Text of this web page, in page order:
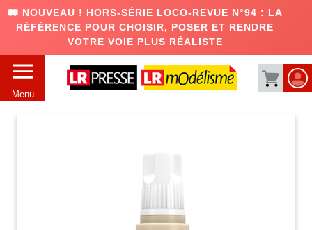
🛤️ NOUVEAU ! HORS-SÉRIE LOCO-REVUE N°94 : LA
RÉFÉRENCE POUR CHOISIR, POSER ET RENDRE
VOTRE VOIE PLUS RÉALISTE
Menu